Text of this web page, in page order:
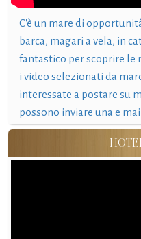
C'è un mare di
barca, magari a vela, in
fantastico per scoprire le
i video selezionati da
interessate a postare su
possono inviare una e